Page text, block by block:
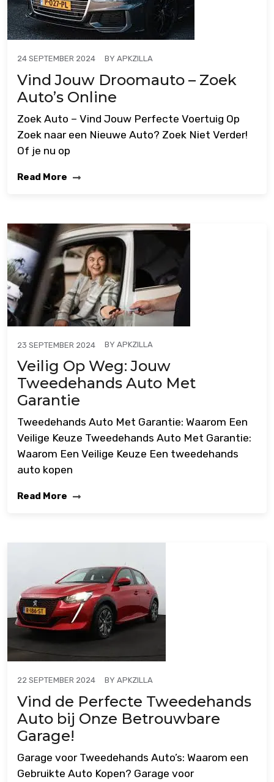
24 SEPTEMBER 2024 BY APKZILLA
Vind Jouw Droomauto – Zoek
Auto’s Online
Zoek Auto – Vind Jouw Perfecte Voertuig Op
Zoek naar een Nieuwe Auto? Zoek Niet Verder!
Of je nu op
Read More
23 SEPTEMBER 2024 BY APKZILLA
Veilig Op Weg: Jouw
Tweedehands Auto Met
Garantie
Tweedehands Auto Met Garantie: Waarom Een
Veilige Keuze Tweedehands Auto Met Garantie:
Waarom Een Veilige Keuze Een tweedehands
auto kopen
Read More
22 SEPTEMBER 2024 BY APKZILLA
Vind de Perfecte Tweedehands
Auto bij Onze Betrouwbare
Garage!
Garage voor Tweedehands Auto’s: Waarom een
Gebruikte Auto Kopen? Garage voor